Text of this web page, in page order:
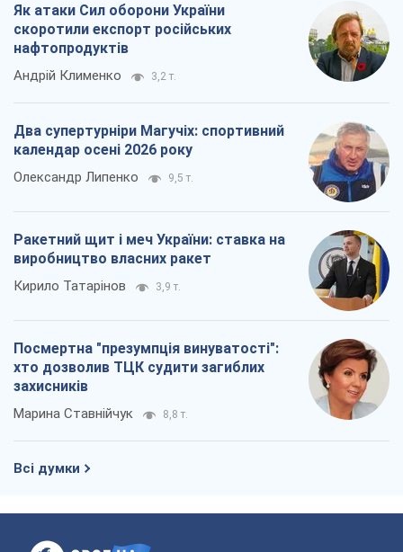
Як атаки Сил оборони України
скоротили експорт російських
нафтопродуктів
Андрій Клименко 3,2 т.
Два супертурніри Магучіх: спортивний
календар осені 2026 року
Олександр Липенко 9,5 т.
Ракетний щит і меч України: ставка на
виробництво власних ракет
Кирило Татарінов 3,9 т.
Посмертна "презумпція винуватості":
хто дозволив ТЦК судити загиблих
захисників
Марина Ставнійчук 8,8 т.
Всі думки